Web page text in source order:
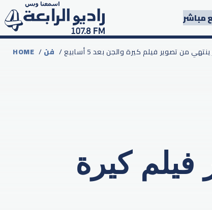
مباشر
HOME /فن من تصوير فيلم كيرة والجن بعد 5 أسابيع
فيلم كيرة